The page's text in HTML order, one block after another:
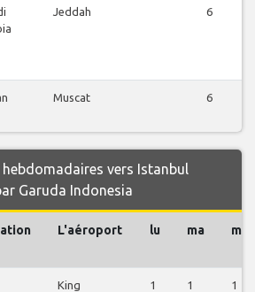
Jeddah 6
Muscat 6
vers Istanbul
Garuda Indonesia
L'aéroport lu ma me
King
1 1 1